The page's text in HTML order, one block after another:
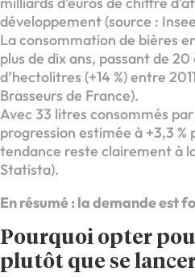
développement (source :
La consommation de bières
plus de dix ans, passant de
d’hectolitres (+14 %) entre
Brasseurs de France).
Avec 33 litres consommés
progression estimée à +3,3 %
tendance reste clairement à
Statista).
En résumé : la demande est
Pourquoi opter
plutôt que se